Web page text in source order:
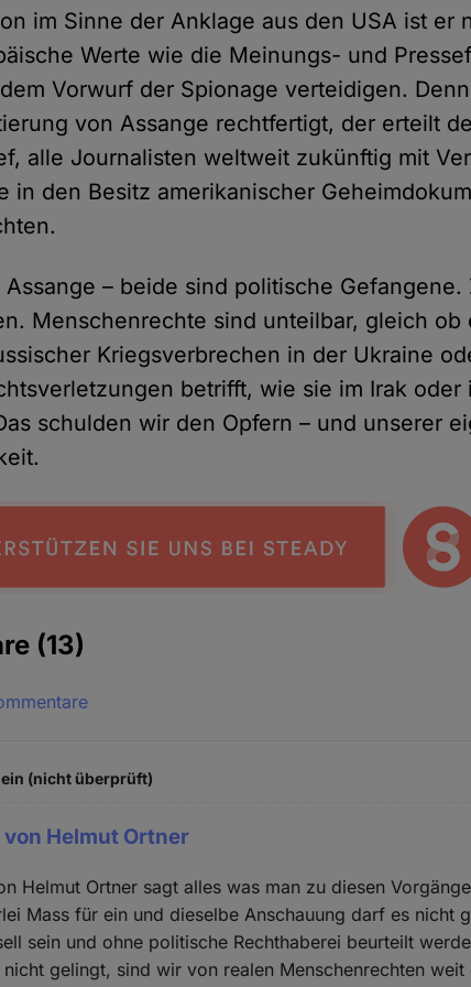
im Sinne der Anklage aus den USA ist er
Werte wie die Meinungs- und
Vorwurf der Spionage verteidigen.
von Assange rechtfertigt, der erteilt
alle Journalisten weltweit zukünftig mit
in den Besitz amerikanischer
Assange – beide sind politische
Menschenrechte sind unteilbar, gleich ob
Kriegsverbrechen in der Ukraine
betrifft, wie sie im Irak oder
schulden wir den Opfern – und unserer
(13)
(nicht überprüft)
Helmut Ortner
Helmut Ortner sagt alles was man zu diesen
Mass für ein und dieselbe Anschauung darf es nicht
sein und ohne politische Rechthaberei beurteilt
nicht gelingt, sind wir von realen Menschenrechten weit